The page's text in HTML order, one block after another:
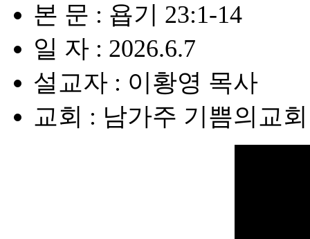
본 문 : 욥기 23:1-14
일 자 : 2026.6.7
설교자 : 이황영 목사
교회 : 남가주 기쁨의교회